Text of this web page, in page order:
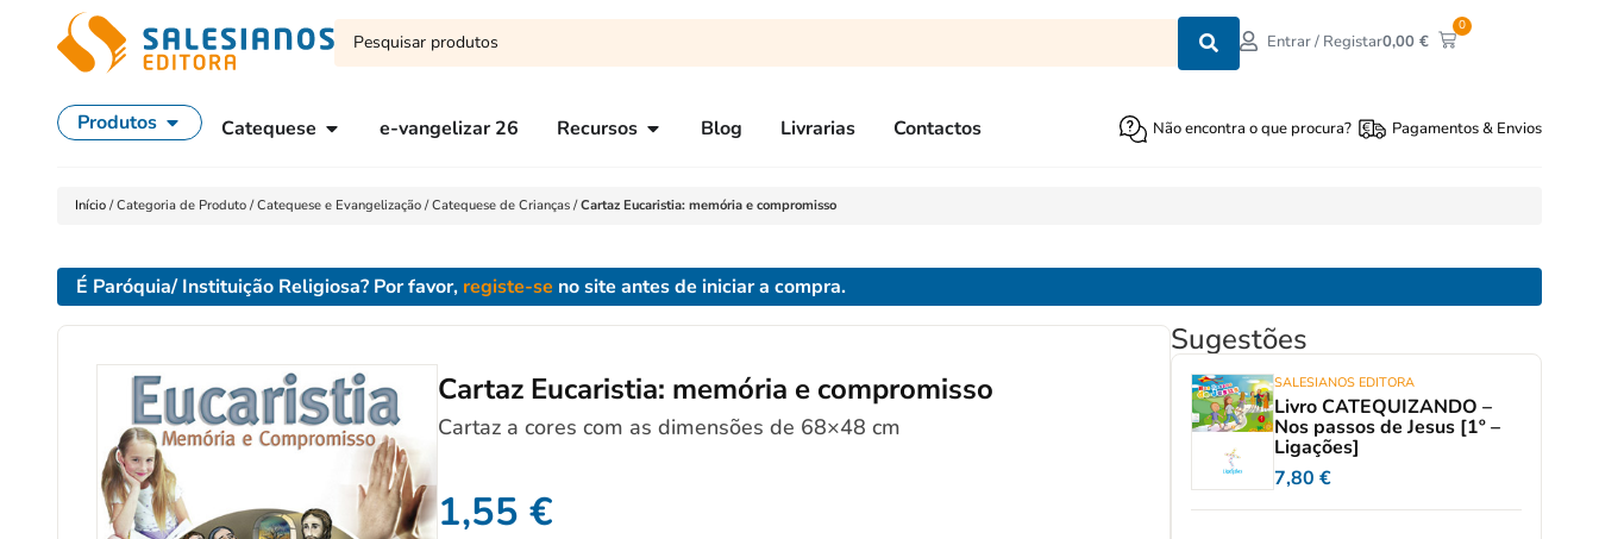
Entrar / Registar0,00€
0
Produtos Catequese e-vangelizar 26 Recursos Blog Livrarias Contactos Não encontra o que procura? Pagamentos & Envios
Início /Categoria de Produto /Catequese e Evangelização /Catequese de Crianças /Cartaz Eucaristia: memória e compromisso
É Paróquia/ Instituição Religiosa? Por favor, registe-se no site antes de iniciar a compra.
Cartaz Eucaristia: memória e compromisso
Cartaz a cores com as dimensões de 68×48 cm
1,55€
Sugestões
SALESIANOS EDITORA
Livro CATEQUIZANDO –
Nos passos de Jesus [1º –
Ligações]
7,80 €